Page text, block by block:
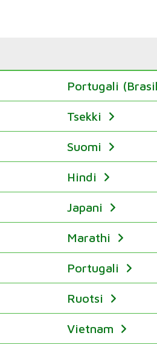
Portugali
Tsekki
Suomi
Hindi
Japani
Marathi
Portugali
Ruotsi
Vietnam